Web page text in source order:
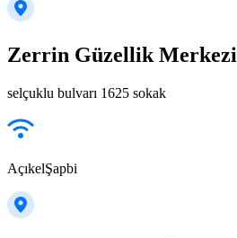
Zerrin Güzellik Merkezi
selçuklu bulvarı 1625 sokak
AçıkelŞapbi